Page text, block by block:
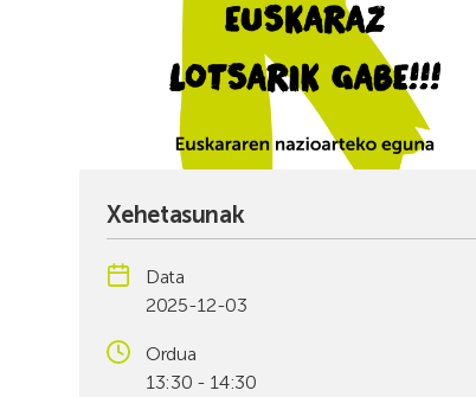
Xehetasunak
Data
2025-12-03
Ordua
13:30 - 14:30